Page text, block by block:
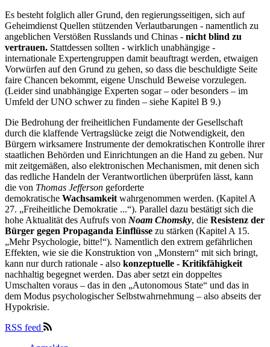
Es besteht folglich aller Grund, den regierungsseitigen, sich auf
Geheimdienst Quellen stützenden Verlautbarungen - namentlich zu
angeblichen Verstößen Russlands und Chinas - nicht blind zu
vertrauen. Stattdessen sollten - wirklich unabhängige -
internationale Expertengruppen damit beauftragt werden, etwaigen
Vorwürfen auf den Grund zu gehen, so dass die beschuldigte Seite
faire Chancen bekommt, eigene Unschuld Beweise vorzulegen.
(Leider sind unabhängige Experten sogar – oder besonders – im
Umfeld der UNO schwer zu finden – siehe Kapitel B 9.)
Die Bedrohung der freiheitlichen Fundamente der Gesellschaft
durch die klaffende Vertragslücke zeigt die Notwendigkeit, den
Bürgern wirksamere Instrumente der demokratischen Kontrolle ihrer
staatlichen Behörden und Einrichtungen an die Hand zu geben. Nur
mit zeitgemäßen, also elektronischen Mechanismen, mit denen sich
das redliche Handeln der Verantwortlichen überprüfen lässt, kann
die von Thomas Jefferson geforderte
demokratische Wachsamkeit wahrgenommen werden. (Kapitel A
27. „Freiheitliche Demokratie ...“). Parallel dazu bestätigt sich die
hohe Aktualität des Aufrufs von Noam Chomsky, die Resistenz der
Bürger gegen Propaganda Einflüsse zu stärken (Kapitel A 15.
„Mehr Psychologie, bitte!“). Namentlich den extrem gefährlichen
Effekten, wie sie die Konstruktion von „Monstern“ mit sich bringt,
kann nur durch rationale - also konzeptuelle - Kritikfähigkeit
nachhaltig begegnet werden. Das aber setzt ein doppeltes
Umschalten voraus – das in den „Autonomous State“ und das in
dem Modus psychologischer Selbstwahrnehmung – also abseits der
Hypokrisie.
RSS feed